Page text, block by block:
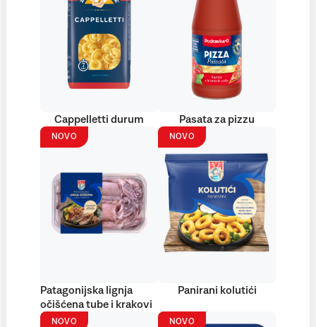
Cappelletti durum Pasata za pizzu
NOVO
Patagonijska lignja
očišćena tube i krakovi
NOVO
Panirani kolutići
NOVO NOVO